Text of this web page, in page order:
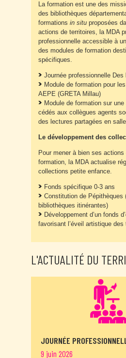
La formation est une des
des bibliothèques
formations in situ proposées
actions de territoires, la MDA
professionnelle accessible à
des modules de formation
spécifiques.
Journée professionnelle
Module de formation pour
AEPE (GRETA Millau)
Module de formation sur
cédés aux collègues agents
des lectures partagées en salle
Le développement des
Pour mener à bien ses
formation, la MDA actualise
collections petite enfance.
Fonds spécifique 0-3 ans
Constitution de Pépithèques
bibliothèques itinérantes)
Développement d’un fonds
favorisant l’éveil artistique des
L'ACTUALITÉ DU
JOURNÉE
9 juin 2026